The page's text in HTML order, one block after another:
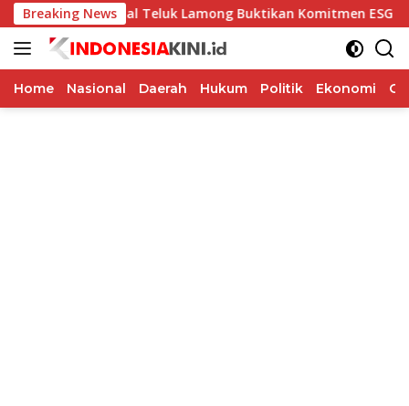
Langsung
ke
konten
Breaking News
Teluk Lamong Buktikan Komitmen ESG Lewat Program
Home Nasional Daerah Hukum Politik Ekonomi